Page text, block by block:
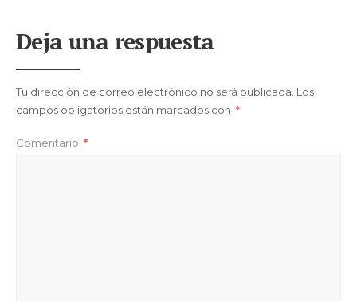
Deja una respuesta
Tu dirección de correo electrónico no será publicada. Los
campos obligatorios están marcados con *
Comentario *